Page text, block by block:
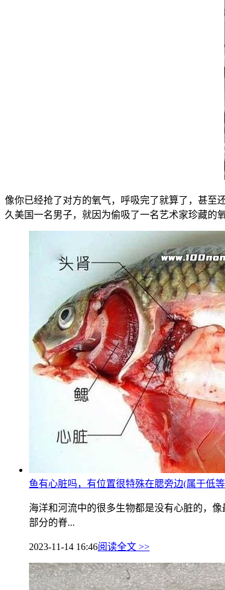
像你已经抢了对方的氧气，呼吸完了就算了，甚至
久美国一名男子，就因为偷吸了一名艺术家珍藏的
鱼有心脏吗，有位置很特殊在腮旁边(属于低
海洋和河流中的很多生物都是没有心脏的，
部分的脊...
2023-11-14 16:46阅读全文 >>